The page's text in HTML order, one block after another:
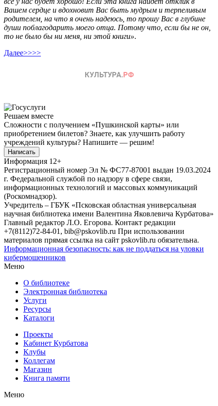
Вашем сердце и вдохновит Вас быть мудрым и терпеливым
родителем, на что я очень надеюсь, то прошу Вас в глубине
души поблагодарить моего отца. Потому что, если бы не он,
то не было бы ни меня, ни этой книги».
Далее>>>>
Решаем вместе
Сложности с получением «Пушкинской карты» или
приобретением билетов? Знаете, как улучшить работу
учреждений культуры? Напишите — решим!
Написать
Информация 12+
Регистрационный номер Эл № ФС77-87001 выдан 19.03.2024
г. Федеральной службой по надзору в сфере связи,
информационных технологий и массовых коммуникаций
(Роскомнадзор).
Учредитель – ГБУК «Псковская областная универсальная
научная библиотека имени Валентина Яковлевича Курбатова»
Главный редактор Л.О. Егорова. Контакт редакции
+7(8112)72-84-01, bib@pskovlib.ru При использовании
материалов прямая ссылка на сайт pskovlib.ru обязательна.
Информационная безопасность: как не поддаться на уловки
кибермошенников
Меню
О библиотеке
Электронная библиотека
Услуги
Ресурсы
Каталоги
Проекты
Кабинет Курбатова
Клубы
Коллегам
Магазин
Книга памяти
Меню